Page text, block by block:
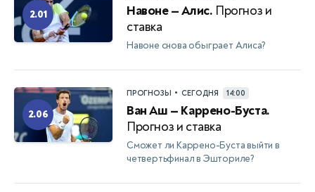
2.01 Навоне — Алис. Прогноз и
ставка
Навоне снова обыграет Алиса?
2.06
ПРОГНОЗЫ • СЕГОДНЯ 14:00
Ван Аш — Каррено-Буста.
Прогноз и ставка
Сможет ли Каррено-Буста выйти в
четвертьфинал в Эшториле?